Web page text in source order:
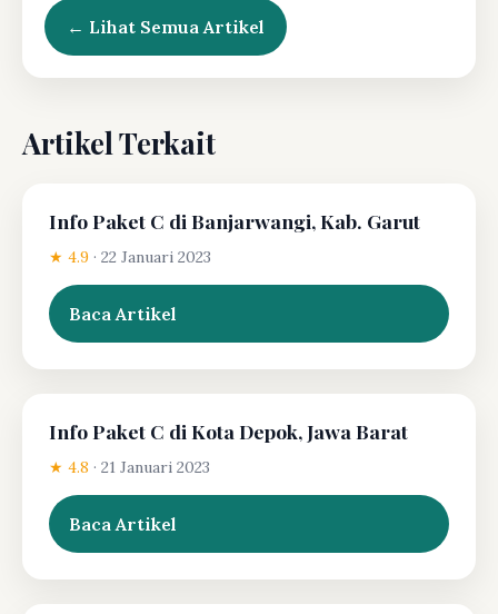
← Lihat Semua Artikel
Artikel Terkait
Info Paket C di Banjarwangi, Kab. Garut
★ 4.9 · 22 Januari 2023
Baca Artikel
Info Paket C di Kota Depok, Jawa Barat
★ 4.8 · 21 Januari 2023
Baca Artikel